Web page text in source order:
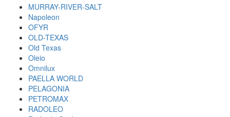
MURRAY-RIVER-SALT
Napoleon
OFYR
OLD-TEXAS
Old Texas
Oleio
Omnilux
PAELLA WORLD
PELAGONIA
PETROMAX
RADOLEO